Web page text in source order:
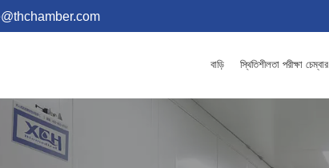
বাড়ি স্থিতিশীলতা পরীক্ষা চেম্বার